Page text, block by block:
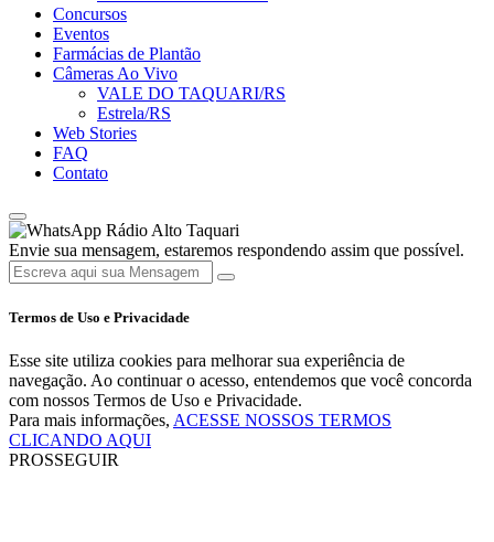
Concursos
Eventos
Farmácias de Plantão
Câmeras Ao Vivo
VALE DO TAQUARI/RS
Estrela/RS
Web Stories
FAQ
Contato
Rádio Alto Taquari
Envie sua mensagem, estaremos respondendo assim que possível.
Termos de Uso e Privacidade
Esse site utiliza cookies para melhorar sua experiência de
navegação. Ao continuar o acesso, entendemos que você concorda
com nossos Termos de Uso e Privacidade.
Para mais informações, ACESSE NOSSOS TERMOS
CLICANDO AQUI
PROSSEGUIR